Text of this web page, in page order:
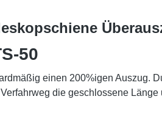
50
einen 200%igen Auszug.
die geschlossene Länge